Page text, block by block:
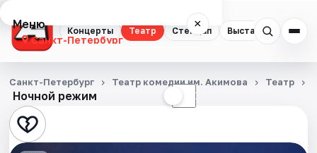
Концерты Театр Стендап Выставки
Меню ×
Санкт-Петербург
Концерты
Театр
Стендап
Ночной режим ☾
Санкт-Петербург Театр комедии им. Акимова Театр